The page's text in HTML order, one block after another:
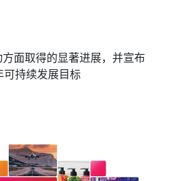
面取得的显著进展，并宣布
可持续发展目标